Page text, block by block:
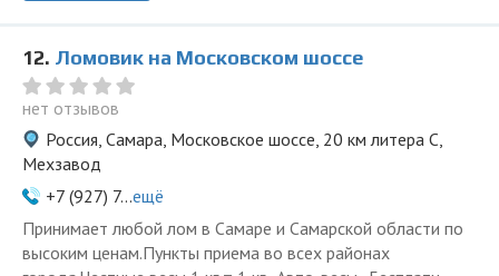
12. Ломовик на Московском шоссе
нет отзывов
Россия, Самара, Московское шоссе, 20 км литера С,
Мехзавод
+7 (927) 7...ещё
Принимает любой лом в Самаре и Самарской области по
высоким ценам.Пункты приема во всех районах